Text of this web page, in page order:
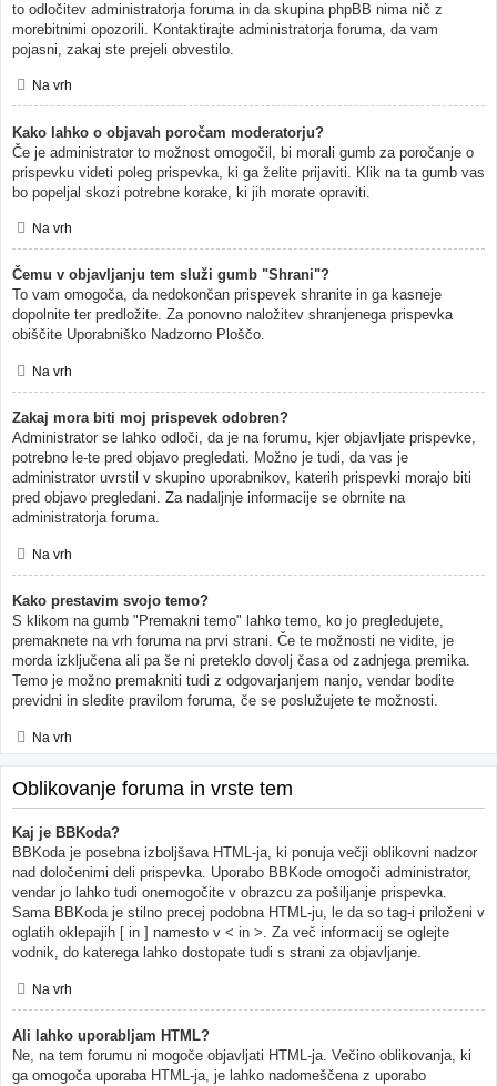
to odločitev administratorja foruma in da skupina phpBB nima nič z
morebitnimi opozorili. Kontaktirajte administratorja foruma, da vam
pojasni, zakaj ste prejeli obvestilo.
Na vrh
Kako lahko o objavah poročam moderatorju?
Če je administrator to možnost omogočil, bi morali gumb za poročanje o
prispevku videti poleg prispevka, ki ga želite prijaviti. Klik na ta gumb vas
bo popeljal skozi potrebne korake, ki jih morate opraviti.
Na vrh
Čemu v objavljanju tem služi gumb "Shrani"?
To vam omogoča, da nedokončan prispevek shranite in ga kasneje
dopolnite ter predložite. Za ponovno naložitev shranjenega prispevka
obiščite Uporabniško Nadzorno Ploščo.
Na vrh
Zakaj mora biti moj prispevek odobren?
Administrator se lahko odloči, da je na forumu, kjer objavljate prispevke,
potrebno le-te pred objavo pregledati. Možno je tudi, da vas je
administrator uvrstil v skupino uporabnikov, katerih prispevki morajo biti
pred objavo pregledani. Za nadaljnje informacije se obrnite na
administratorja foruma.
Na vrh
Kako prestavim svojo temo?
S klikom na gumb "Premakni temo" lahko temo, ko jo pregledujete,
premaknete na vrh foruma na prvi strani. Če te možnosti ne vidite, je
morda izključena ali pa še ni preteklo dovolj časa od zadnjega premika.
Temo je možno premakniti tudi z odgovarjanjem nanjo, vendar bodite
previdni in sledite pravilom foruma, če se poslužujete te možnosti.
Na vrh
Oblikovanje foruma in vrste tem
Kaj je BBKoda?
BBKoda je posebna izboljšava HTML-ja, ki ponuja večji oblikovni nadzor
nad določenimi deli prispevka. Uporabo BBKode omogoči administrator,
vendar jo lahko tudi onemogočite v obrazcu za pošiljanje prispevka.
Sama BBKoda je stilno precej podobna HTML-ju, le da so tag-i priloženi v
oglatih oklepajih [ in ] namesto v < in >. Za več informacij se oglejte
vodnik, do katerega lahko dostopate tudi s strani za objavljanje.
Na vrh
Ali lahko uporabljam HTML?
Ne, na tem forumu ni mogoče objavljati HTML-ja. Večino oblikovanja, ki
ga omogoča uporaba HTML-ja, je lahko nadomeščena z uporabo